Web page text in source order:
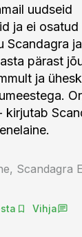
uudseid
ja ei
Scandagra
pärast
ja
kirjutab
Scandagra
Vihja